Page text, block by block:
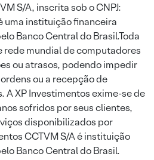
S/A, inscrita sob o CNPJ:
instituição financeira
Banco Central do Brasil.Toda
rede mundial de computadores
ou atrasos, podendo impedir
ou a recepção de
A XP Investimentos exime-se de
sofridos por seus clientes,
disponibilizados por
CCTVM S/A é instituição
Banco Central do Brasil.